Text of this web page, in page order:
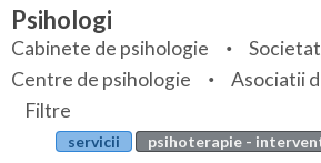
Bihor
Bistrita-Nasaud
Botosani
Specialitati
Servicii
Articole
Evenimente
Psihologi
Cabinete de psihologie
Centre de psihologie
Asociatii
Filtre
servicii
psihoterapie -